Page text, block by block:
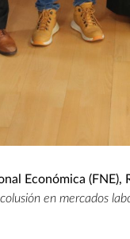
Económica (FNE),
en mercados